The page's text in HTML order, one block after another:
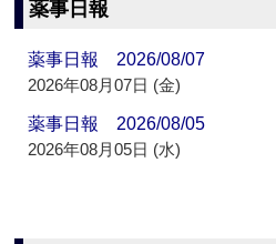
薬事日報
薬事日報 2026/08/07
2026年08月07日 (金)
薬事日報 2026/08/05
2026年08月05日 (水)